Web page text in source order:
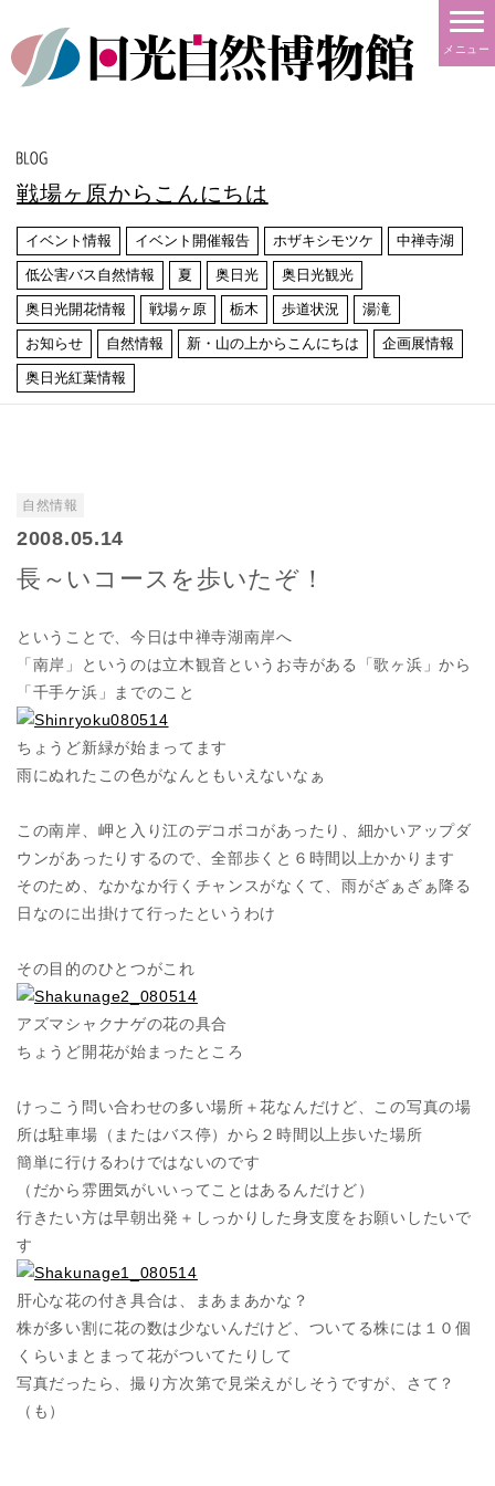
メニュー
戦場ヶ原からこんにちは
イベント情報 イベント開催報告 ホザキシモツケ 中禅寺湖
低公害バス自然情報 夏 奥日光 奥日光観光
奥日光開花情報 戦場ヶ原 栃木 歩道状況 湯滝
お知らせ 自然情報 新・山の上からこんにちは 企画展情報
奥日光紅葉情報
自然情報
2008.05.14
長～いコースを歩いたぞ！
ということで、今日は中禅寺湖南岸へ
「南岸」というのは立木観音というお寺がある「歌ヶ浜」から
「千手ケ浜」までのこと
ちょうど新緑が始まってます
雨にぬれたこの色がなんともいえないなぁ
この南岸、岬と入り江のデコボコがあったり、細かいアップダ
ウンがあったりするので、全部歩くと６時間以上かかります
そのため、なかなか行くチャンスがなくて、雨がざぁざぁ降る
日なのに出掛けて行ったというわけ
その目的のひとつがこれ
アズマシャクナゲの花の具合
ちょうど開花が始まったところ
けっこう問い合わせの多い場所＋花なんだけど、この写真の場
所は駐車場（またはバス停）から２時間以上歩いた場所
簡単に行けるわけではないのです
（だから雰囲気がいいってことはあるんだけど）
行きたい方は早朝出発＋しっかりした身支度をお願いしたいで
す
肝心な花の付き具合は、まあまあかな？
株が多い割に花の数は少ないんだけど、ついてる株には１０個
くらいまとまって花がついてたりして
写真だったら、撮り方次第で見栄えがしそうですが、さて？
（も）